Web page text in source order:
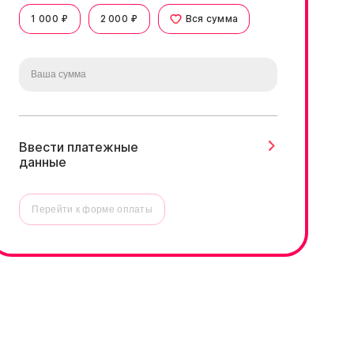
1 000 ₽ 2 000 ₽ Вся сумма
Ввести платежные
данные
Перейти к форме оплаты